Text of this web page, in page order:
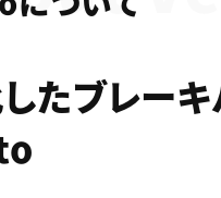
たブレーキ